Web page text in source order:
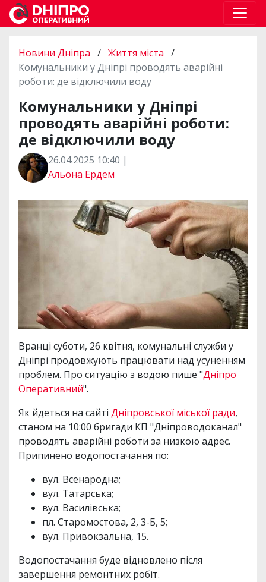
Новини Дніпра / Життя міста /
Комунальники у Дніпрі проводять аварійні
роботи: де відключили воду
Комунальники у Дніпрі
проводять аварійні роботи:
де відключили воду
26.04.2025 10:40 |
Альона Ердем
Вранці суботи, 26 квітня, комунальні служби у
Дніпрі продовжують працювати над усуненням
проблем. Про ситуацію з водою пише "Дніпро
Оперативний".
Як йдеться на сайті Дніпровської міської ради,
станом на 10:00 бригади КП "Дніпроводоканал"
проводять аварійні роботи за низкою адрес.
Припинено водопостачання по:
вул. Всенародна;
вул. Татарська;
вул. Василівська;
пл. Старомостова, 2, 3-Б, 5;
вул. Привокзальна, 15.
Водопостачання буде відновлено після
завершення ремонтних робіт.